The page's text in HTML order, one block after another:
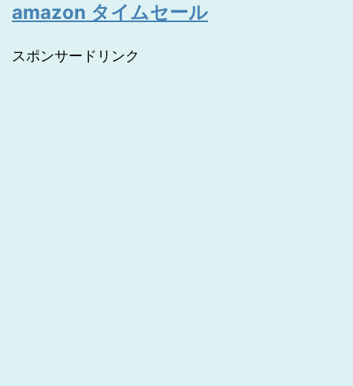
amazon タイムセール
スポンサードリンク